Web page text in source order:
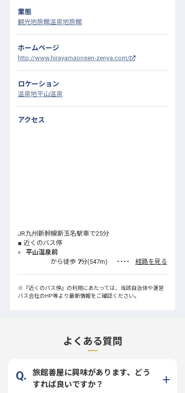
業態
観光地旅館温泉地旅館
ホームページ
http://www.hirayamaonsen-zenya.com/
ロケーション
温泉地平山温泉
アクセス
JR九州新幹線新玉名駅車で25分
近くのバス停
平山温泉前
から徒歩 7分(547m) ・・・・ 経路を見る
※ 『近くのバス停』 の利用にあたっては、当該自治体や運営
バス会社のHP等より最新情報をご確認ください。
よくある質問
旅館善屋に興味があります、どう
すれば良いですか？